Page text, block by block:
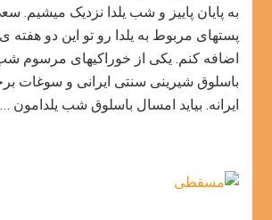
به پایان پاییز و شب یلدا نزدیک میشیم.
پستهای مربوط به یلدا رو تو این دو هفته ی
اضافه کنم. یکی از خوراکیهای مرسوم شب
باسلوق شیرینی سنتی ایرانی و سوغات
ایرانه. بیاید امسال باسلوق شب یلدامون …